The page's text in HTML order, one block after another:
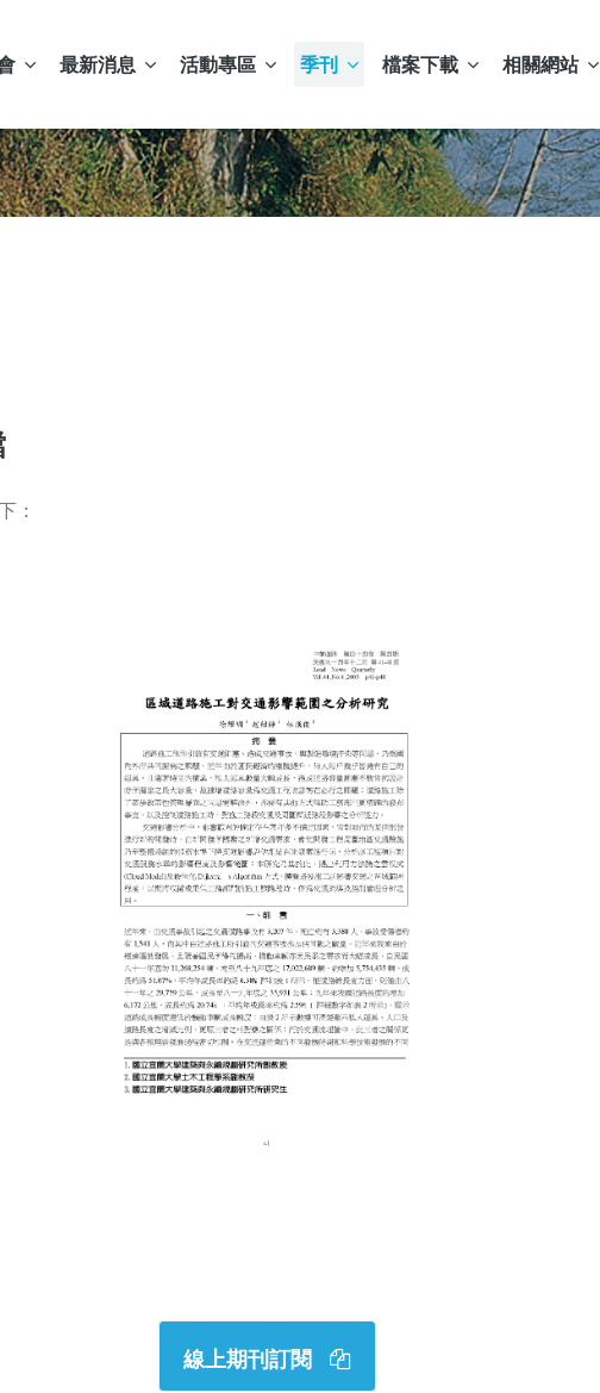
最新消息 活動專區 季刊 檔案下載 相關網站
：
線上期刊訂閱